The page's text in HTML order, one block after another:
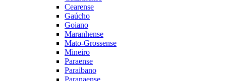
Cearense
Gaúcho
Goiano
Maranhense
Mato-Grossense
Mineiro
Paraense
Paraibano
Paranaense